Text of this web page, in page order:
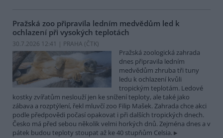
Pražská zoo připravila ledním medvědům led k
ochlazení při vysokých teplotách
30.7.2026 12:41 | PRAHA (ČTK)
Pražská zoologická zahrada
dnes připravila ledním
medvědům zhruba tři tuny
ledu k ochlazení kvůli
tropickým teplotám. Ledové
kostky zvířatům neslouží jen ke snížení teploty, ale také jako
zábava a rozptýlení, řekl mluvčí zoo Filip Mašek. Zahrada chce akci
podle předpovědi počasí opakovat i při dalších tropických dnech.
Česko má před sebou několik velmi horkých dnů. Zejména dnes a v
pátek budou teploty stoupat až ke 40 stupňům Celsia.